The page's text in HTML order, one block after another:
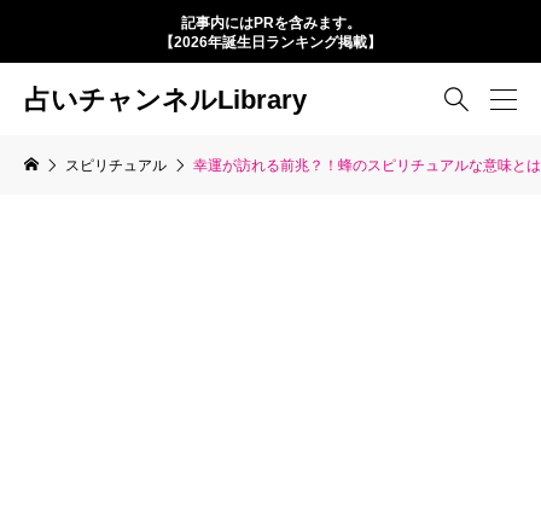
記事内にはPRを含みます。
【2026年誕生日ランキング掲載】
占いチャンネルLibrary 
スピリチュアル 幸運が訪れる前兆？！蜂のスピリチュアルな意味と